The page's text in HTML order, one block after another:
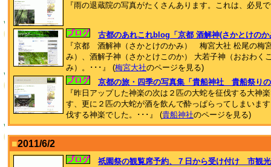
『雨の退蔵院の写真がたくさんあります。これは、必見
古都のあれこれblog「京都 酒解神(さかとけの
『京都 酒解神（さかとけのかみ） 梅宮大社 松尾の梅
み）、酒解子神（さかとけこのか） 大若子神（おおわく
み）。･･･』 (梅宮大社のページを見る)
京都の旅・四季の写真集「貴船神社 貴船祭り
『昨日アップした神楽の次は２匹の大蛇を征伐する大神
す、更に２匹の大蛇が酒を飲んで酔っぱらってしまいま
伐する神楽でした。･･･』 (貴船神社のページを見る)
■2011/6/2
祇園祭の観覧席予約、７日から受け付け 市観